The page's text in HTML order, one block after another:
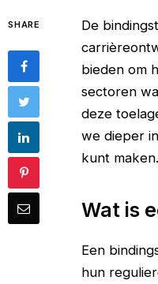
SHARE
De
bieden om
sectoren
deze
we dieper
kunt maken.
Wat is
Een
hun